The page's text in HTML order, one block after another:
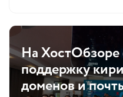
На ХостОбзоре
поддержку
доменов и